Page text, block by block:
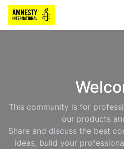
This community is for
our products
Share and discuss the best
ideas, build your